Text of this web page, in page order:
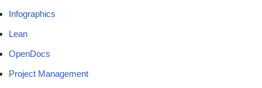
Infographics
Lean
OpenDocs
Project Management